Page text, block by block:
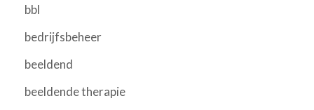
bbl
bedrijfsbeheer
beeldend
beeldende therapie